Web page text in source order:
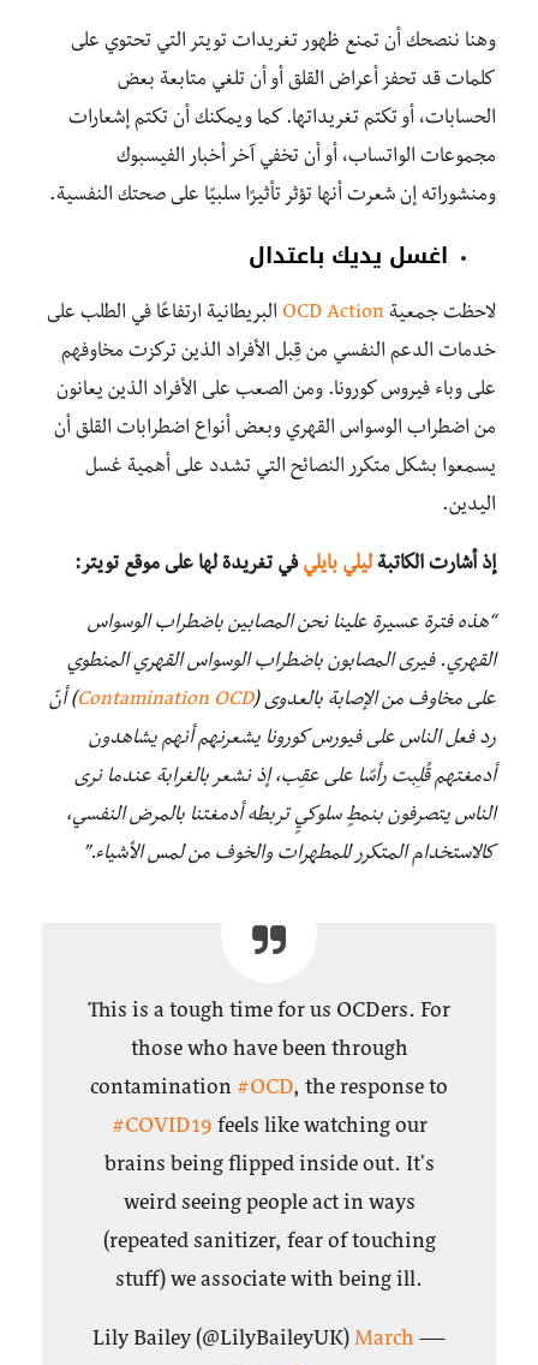
وهنا ننصحك أن تمنع ظهور تغريدات تويتر التي تحتوي على
كلمات قد تحفز أعراض القلق أو أن تلغي متابعة بعض
الحسابات، أو تكتم تغريداتها. كما ويمكنك أن تكتم إشعارات
مجموعات الواتساب، أو أن تخفي آخر أخبار الفيسبوك
ومنشوراته إن شعرت أنها تؤثر تأثيرًا سلبيًا على صحتك النفسية.
اغسل يديك باعتدال
لاحظت جمعية OCD Action البريطانية ارتفاعًا في الطلب على
خدمات الدعم النفسي من قِبل الأفراد الذين تركزت مخاوفهم
على وباء فيروس كورونا. ومن الصعب على الأفراد الذين يعانون
من اضطراب الوسواس القهري وبعض أنواع اضطرابات القلق أن
يسمعوا بشكل متكرر النصائح التي تشدد على أهمية غسل
اليدين.
إذ أشارت الكاتبة ليلي بايلي في تغريدة لها على موقع تويتر:
“هذه فترة عسيرة علينا نحن المصابين باضطراب الوسواس
القهري. فيرى المصابون باضطراب الوسواس القهري المنطوي
على مخاوف من الإصابة بالعدوى (Contamination OCD) أنّ
رد فعل الناس على فيورس كورونا يشعرنهم أنهم يشاهدون
أدمغتهم قُلِبت رأسًا على عقِب، إذ نشعر بالغرابة عندما نرى
الناس يتصرفون بنمطٍ سلوكيٍ تربطه أدمغتنا بالمرض النفسي،
كالاستخدام المتكرر للمطهرات والخوف من لمس الأشياء.”
This is a tough time for us OCDers. For
those who have been through
contamination #OCD, the response to
#COVID19 feels like watching our
brains being flipped inside out. It's
weird seeing people act in ways
(repeated sanitizer, fear of touching
stuff) we associate with being ill.
— Lily Bailey (@LilyBaileyUK)
March